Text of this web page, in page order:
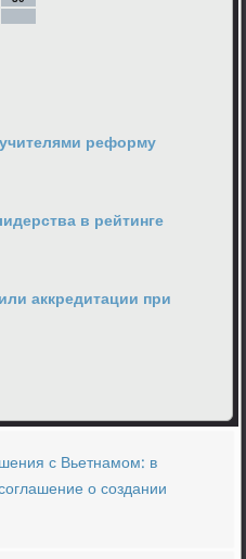
реформу
в рейтинге
аккредитации при
с Вьетнамом: в
о создании